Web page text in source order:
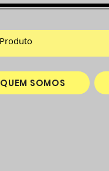
QUEM SOMOS